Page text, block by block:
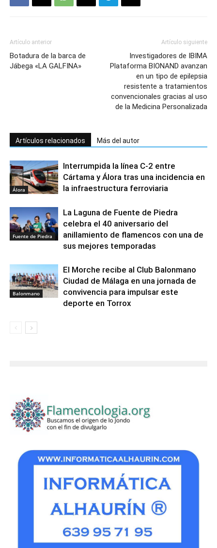
Artículo anterior
Botadura de la barca de
Jábega «LA GALFINA»
Artículo siguiente
Investigadores de IBIMA
Plataforma BIONAND avanzan
en un tipo de epilepsia
resistente a tratamientos
convencionales gracias al uso
de la Medicina Personalizada
Artículos relacionados Más del autor
Álora
Interrumpida la línea C-2 entre
Cártama y Álora tras una incidencia en
la infraestructura ferroviaria
Fuente de Piedra
La Laguna de Fuente de Piedra
celebra el 40 aniversario del
anillamiento de flamencos con una de
sus mejores temporadas
Balonmano
El Morche recibe al Club Balonmano
Ciudad de Málaga en una jornada de
convivencia para impulsar este
deporte en Torrox